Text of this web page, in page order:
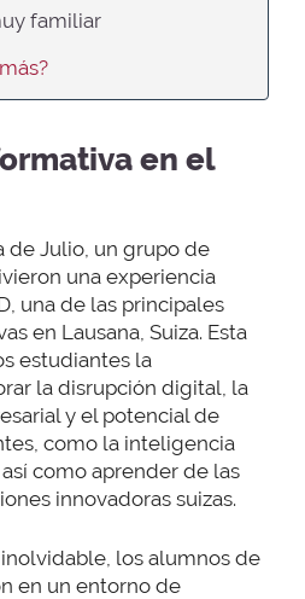
familiar
en el
de Julio, un grupo de
una experiencia
una de las principales
en Lausana, Suiza. Esta
estudiantes la
la disrupción digital, la
y el potencial de
como la inteligencia
como aprender de las
innovadoras suizas.
los alumnos de
en un entorno de